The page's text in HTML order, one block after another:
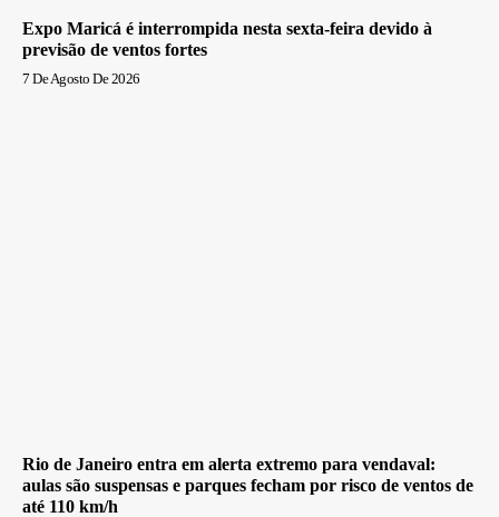
Expo Maricá é interrompida nesta sexta-feira devido à
previsão de ventos fortes
7 De Agosto De 2026
Rio de Janeiro entra em alerta extremo para vendaval:
aulas são suspensas e parques fecham por risco de ventos de
até 110 km/h